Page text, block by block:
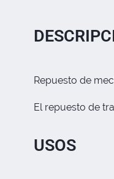
Repuesto de
El repuesto de
USOS